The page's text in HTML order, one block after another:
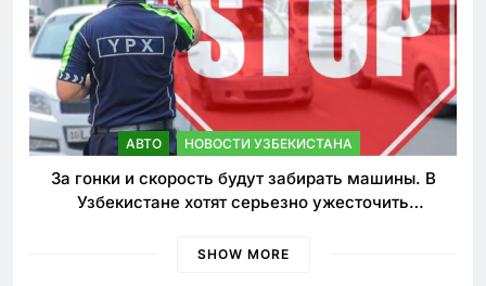
АВТО НОВОСТИ УЗБЕКИСТАНА
За гонки и скорость будут забирать машины. В
Узбекистане хотят серьезно ужесточить
SHOW MORE